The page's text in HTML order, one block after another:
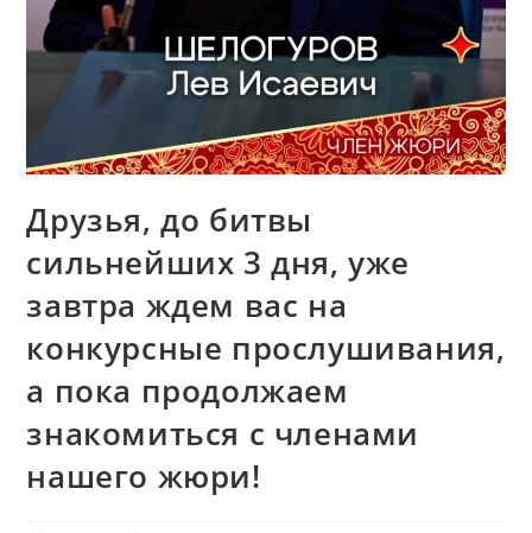
Друзья, до битвы
сильнейших 3 дня, уже
завтра ждем вас на
конкурсные прослушивания,
а пока продолжаем
знакомиться с членами
нашего жюри!